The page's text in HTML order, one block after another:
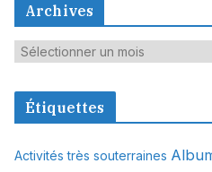
Archives
A
c
v
Étiquettes
Activités très souterraines